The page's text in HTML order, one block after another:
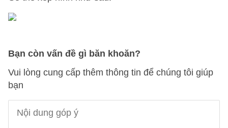
Bạn còn vấn đề gì băn khoăn?
Vui lòng cung cấp thêm thông tin để chúng tôi giúp
bạn